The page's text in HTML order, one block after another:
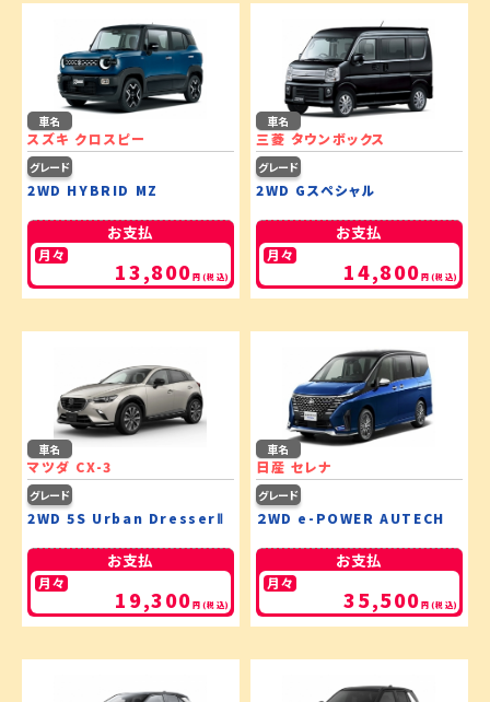
車名
スズキ クロスピー
グレード
2WD HYBRID MZ
お支払
月々
13,800円(税込)
車名
三菱 タウンボックス
グレード
2WD Gスペシャル
お支払
月々
14,800円(税込)
車名
マツダ CX-3
グレード
2WD 5S Urban DresserⅡ
お支払
月々
19,300円(税込)
車名
日産 セレナ
グレード
２WD e-POWER AUTECH
お支払
月々
35,500円(税込)